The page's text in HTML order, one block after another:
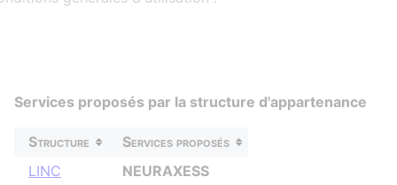
Services proposés par la structure d'appartenance
Structure
Services proposés
LINC
NEURAXESS